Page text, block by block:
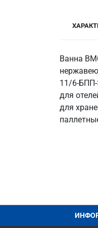
Ванна
11/6-БПП-
для
для